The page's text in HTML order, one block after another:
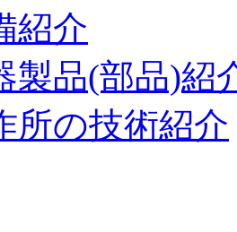
紹介
製品(部品)紹
所の技術紹介